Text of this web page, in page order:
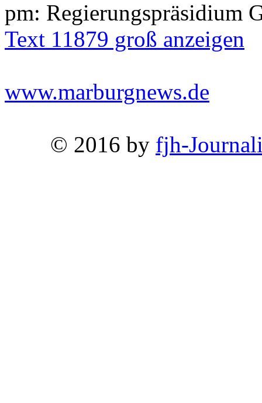
pm: Regierungspräsidium
Text 11879 groß anzeigen
www.marburgnews.de
© 2016 by fjh-